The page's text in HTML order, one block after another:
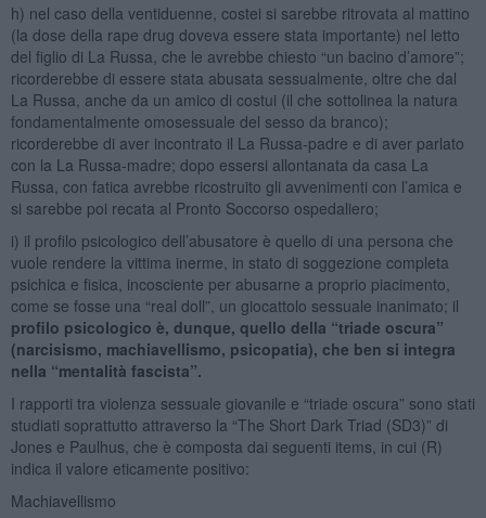
h) nel caso della ventiduenne, costei si sarebbe ritrovata al mattino
(la dose della rape drug doveva essere stata importante) nel letto
del figlio di La Russa, che le avrebbe chiesto “un bacino d’amore”;
ricorderebbe di essere stata abusata sessualmente, oltre che dal
La Russa, anche da un amico di costui (il che sottolinea la natura
fondamentalmente omosessuale del sesso da branco);
ricorderebbe di aver incontrato il La Russa-padre e di aver parlato
con la La Russa-madre; dopo essersi allontanata da casa La
Russa, con fatica avrebbe ricostruito gli avvenimenti con l’amica e
si sarebbe poi recata al Pronto Soccorso ospedaliero;
i) il profilo psicologico dell’abusatore è quello di una persona che
vuole rendere la vittima inerme, in stato di soggezione completa
psichica e fisica, incosciente per abusarne a proprio piacimento,
come se fosse una “real doll”, un giocattolo sessuale inanimato; il
profilo psicologico è, dunque, quello della “triade oscura”
(narcisismo, machiavellismo, psicopatia), che ben si integra
nella “mentalità fascista”.
I rapporti tra violenza sessuale giovanile e “triade oscura” sono stati
studiati soprattutto attraverso la “The Short Dark Triad (SD3)” di
Jones e Paulhus, che è composta dai seguenti items, in cui (R)
indica il valore eticamente positivo:
Machiavellismo